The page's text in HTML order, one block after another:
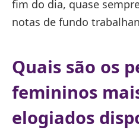
fim do dia, quase
notas de fundo
Quais são os
femininos
elogiados